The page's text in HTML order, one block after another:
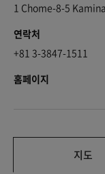
1 Chome-8-5
연락처
+81 3-3847-1511
홈페이지
지도